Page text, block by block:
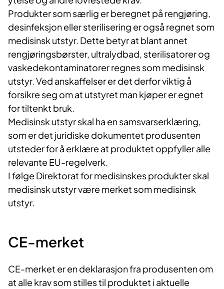
Produkter som særlig er beregnet på rengjøring,
desinfeksjon eller sterilisering er også regnet som
medisinsk utstyr. Dette betyr at blant annet
rengjøringsbørster, ultralydbad, sterilisatorer og
vaskedekontaminatorer regnes som medisinsk
utstyr. Ved anskaffelser er det derfor viktig å
forsikre seg om at utstyret man kjøper er egnet
for tiltenkt bruk.
Medisinsk utstyr skal ha en samsvarserklæring,
som er det juridiske dokumentet produsenten
utsteder for å erklære at produktet oppfyller alle
relevante EU-regelverk.
I følge Direktorat for medisinskes produkter skal
medisinsk utstyr være merket som medisinsk
utstyr.
CE-merket
CE-merket er en deklarasjon fra produsenten om
at alle krav som stilles til produktet i aktuelle